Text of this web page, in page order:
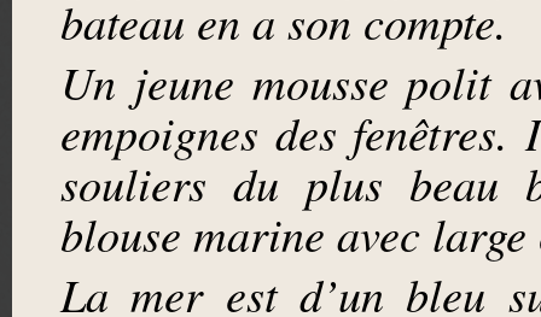
bateau en a son compte.
Un jeune mousse polit
empoignes des
souliers du plus beau
blouse marine avec
La mer est d’un bleu